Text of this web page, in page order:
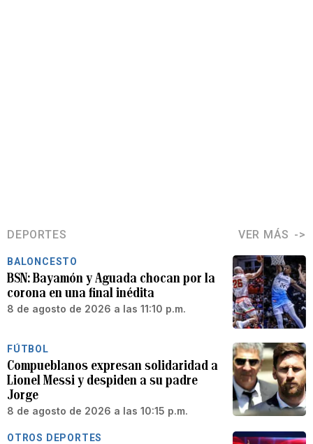
DEPORTES VER MÁS
BALONCESTO
BSN: Bayamón y Aguada chocan por la
corona en una final inédita
8 de agosto de 2026 a las 11:10 p.m.
FÚTBOL
Compueblanos expresan solidaridad a
Lionel Messi y despiden a su padre
Jorge
8 de agosto de 2026 a las 10:15 p.m.
OTROS DEPORTES